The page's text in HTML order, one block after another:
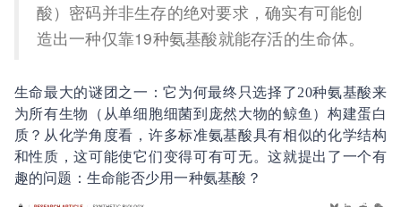
酸）密码并非生存的绝对要求，确实有可能创
造出一种仅靠19种氨基酸就能存活的生命体。
生命最大的谜团之一：它为何最终只选择了20种氨基酸来
为所有生物（从单细胞细菌到庞然大物的鲸鱼）构建蛋白
质？从化学角度看，许多标准氨基酸具有相似的化学结构
和性质，这可能使它们变得可有可无。这就提出了一个有
趣的问题：生命能否少用一种氨基酸？